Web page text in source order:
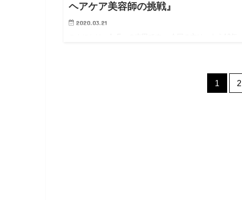
ヘアケア美容師の挑戦』
2020.03.21
1 2